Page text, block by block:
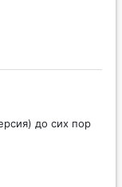
до сих пор